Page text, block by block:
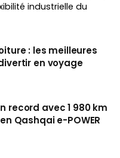
industrielle du
: les meilleures
en voyage
record avec 1 980 km
Qashqai e-POWER